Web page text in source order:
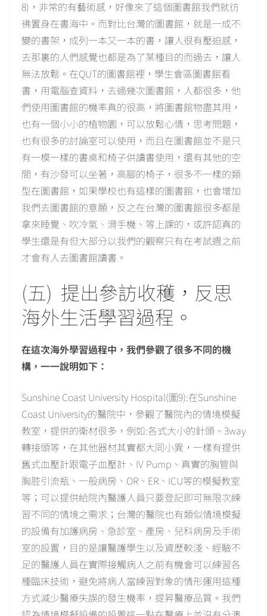
8)，非常的有藝術感，好像來了這個圖書館我們就彷
彿置身在書海中。而對比台灣的圖書館，就是一成不
變的書架，成列一本又一本的書，讓人很有壓迫感，
去那裏的人們感覺也都是為了某種目的而過去，讓人
無法放鬆。在QUT的圖書館裡，學生會區圖書館看
書，用電腦查資料，去過幾次圖書館，人都很多，他
們使用圖書館的機率真的很高，將圖書館物盡其用，
也有一個小小的植物園，可以放鬆心情，思考問題，
也有很多的討論室可以使用，而且在圖書館並不是只
有一模一樣的書桌和椅子供讀書使用，還有其他的空
間，有沙發可以坐著，高腳的椅子，很多不一樣的類
型在圖書館，如果學校也有這樣的圖書館，也會增加
我們去圖書館的意願，反之在台灣的圖書館很多都是
拿來睡覺、吹冷氣、滑手機、等上課的，或許認真的
學生還是有但大部分以我們的觀察只有在考試週之前
才會有人去圖書館讀書。
(五) 提出參訪收穫，反思
海外生活學習過程。
在這次海外學習過程中，我們參觀了很多不同的機
構，一一說明如下：
Sunshine Coast University Hospital(圖9):在Sunshine
Coast University的醫院中，參觀了醫院內的情境模擬
教室，提供的衛材很多，例如:各式大小的針頭、3way
轉接頭等，在其他器材其實都大同小異，一樣有提供
舊式血壓計跟電子血壓計、IV Pump、真實的胸管與
胸腔引流瓶、一般病房、OR、ER、ICU等的模擬教室
等；可以提供給院內醫護人員只要登記即可無限次練
習不同的情境之需求；台灣的醫院也有類似情境模擬
的設備有加護病房、急診室、產房、兒科病房及手術
室的設置，目的是讓醫護學生以及資歷較淺、經驗不
足的醫護人員在實際接觸病人之前有機會可以練習各
種臨床技術，避免將病人當練習對象的情形運用這種
方式減少醫療失誤的發生機率，提昇醫療品質。我們